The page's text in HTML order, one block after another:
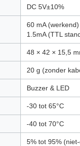
DC 5V±10%
60 mA
1.5mA (TTL
48 × 42 × 15,5
20 g (zonder
Buzzer & LED
-30 tot 65°C
-40 tot 70°C
5% tot 95%